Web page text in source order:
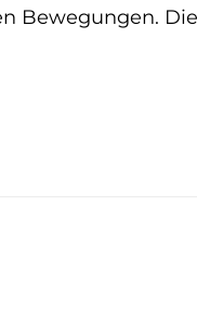
Bewegungen. Die